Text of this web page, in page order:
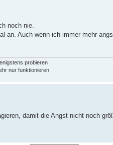
noch nie.
an. Auch wenn ich immer mehr
probieren
nur funktionieren
damit die Angst nicht noch